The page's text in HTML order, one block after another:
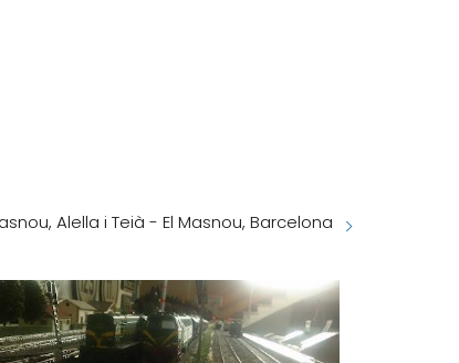
Alella i Teià - El Masnou, Barcelona